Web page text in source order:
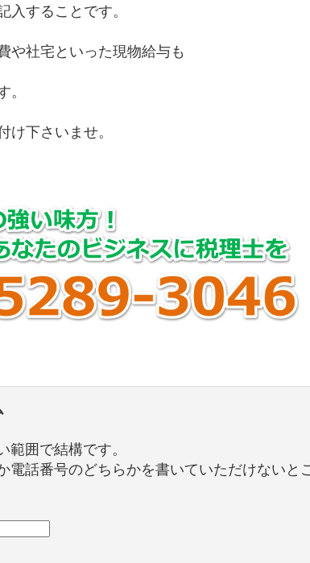
入することです。
や社宅といった現物給与も
。
け下さいませ。
範囲で結構です。
電話番号のどちらかを書いていただけないと